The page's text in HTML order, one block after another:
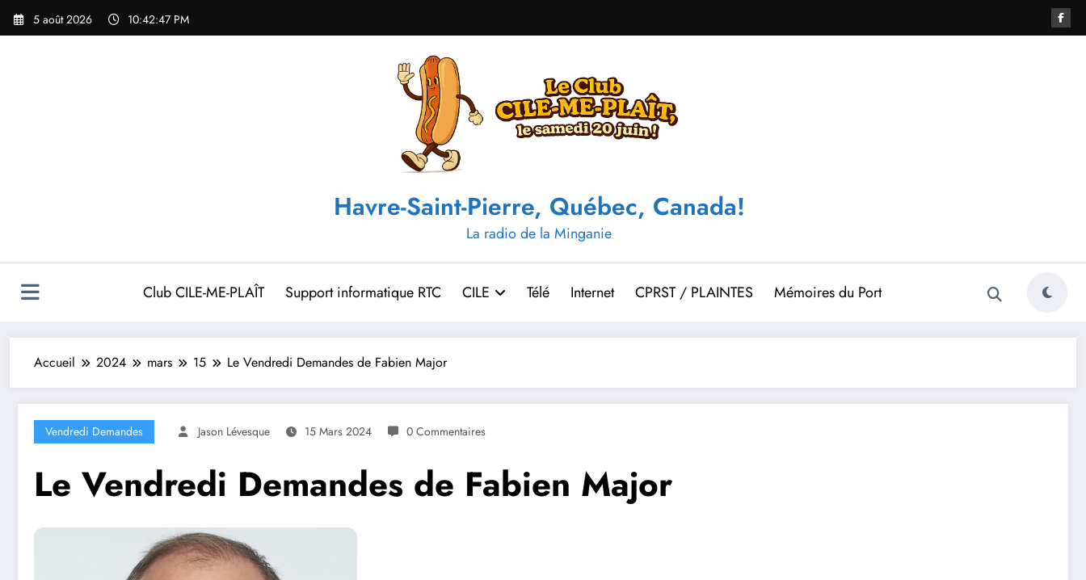
Aller
5 août 2026 10:42:48 PM
Havre-Saint-Pierre, Québec, Canada!
La radio de la Minganie
Club CILE-ME-PLAÎT Support informatique RTC CILE Télé Internet CPRST / PLAINTES Mémoires du Port
Accueil 2024 mars 15 Le Vendredi Demandes de Fabien Major
Vendredi Demandes Jason Lévesque 15 Mars 2024 0 Commentaires
Le Vendredi Demandes de Fabien Major